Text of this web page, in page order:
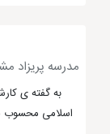
نمایید تا
آدرس و
است.
مدرسه پریزاد
به گفته ی
اسلامی محسوب